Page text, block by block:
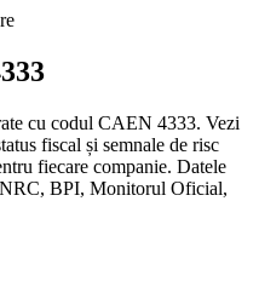
cu codul CAEN 4333. Vezi
fiscal și semnale de risc
fiecare companie. Datele
BPI, Monitorul Oficial,